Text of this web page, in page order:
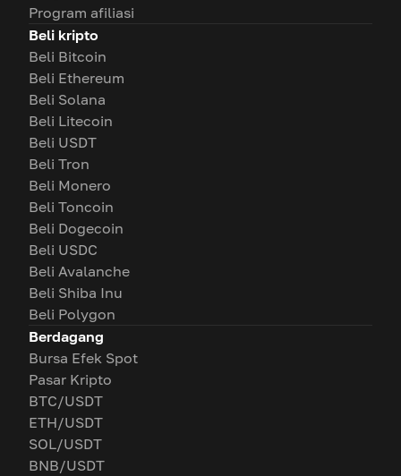
Program afiliasi
Beli kripto
Beli Bitcoin
Beli Ethereum
Beli Solana
Beli Litecoin
Beli USDT
Beli Tron
Beli Monero
Beli Toncoin
Beli Dogecoin
Beli USDC
Beli Avalanche
Beli Shiba Inu
Beli Polygon
Berdagang
Bursa Efek Spot
Pasar Kripto
BTC/USDT
ETH/USDT
SOL/USDT
BNB/USDT